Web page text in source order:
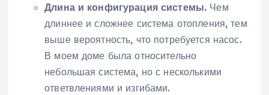
Длина и конфигурация системы. Чем
длиннее и сложнее система отопления, тем
выше вероятность, что потребуется насос.
В моем доме была относительно
небольшая система, но с несколькими
ответвлениями и изгибами.